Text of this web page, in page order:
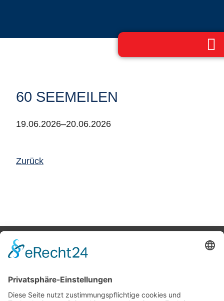
60 SEEMEILEN
19.06.2026–20.06.2026
Zurück
Potsdamer Yacht Club e. V.
14109 Berlin